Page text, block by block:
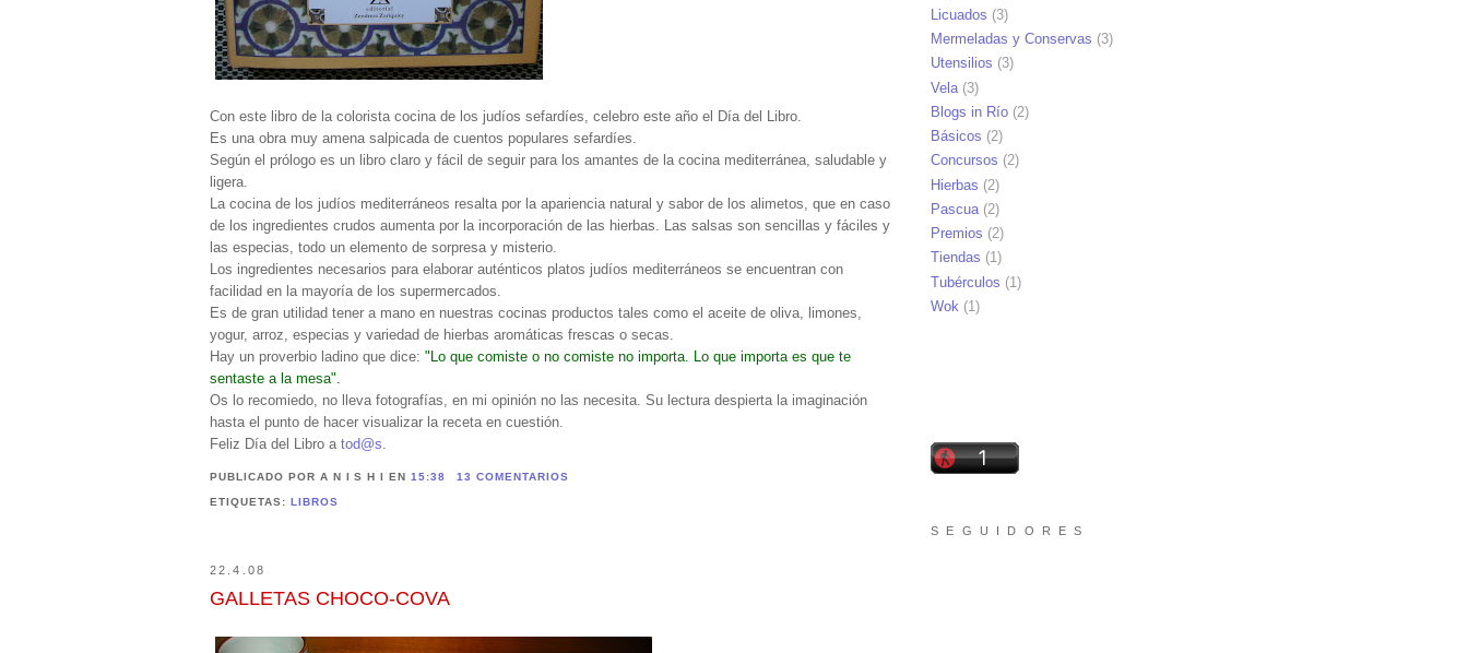
Con este libro de la colorista cocina de los judíos sefardíes, celebro este año el Día del Libro.
Es una obra muy amena salpicada de cuentos populares sefardíes.
Según el prólogo es un libro claro y fácil de seguir para los amantes de la cocina mediterránea, saludable y
ligera.
La cocina de los judíos mediterráneos resalta por la apariencia natural y sabor de los alimetos, que en caso
de los ingredientes crudos aumenta por la incorporación de las hierbas. Las salsas son sencillas y fáciles y
las especias, todo un elemento de sorpresa y misterio.
Los ingredientes necesarios para elaborar auténticos platos judíos mediterráneos se encuentran con
facilidad en la mayoría de los supermercados.
Es de gran utilidad tener a mano en nuestras cocinas productos tales como el aceite de oliva, limones,
yogur, arroz, especias y variedad de hierbas aromáticas frescas o secas.
Hay un proverbio ladino que dice: "Lo que comiste o no comiste no importa. Lo que importa es que te
sentaste a la mesa".
Os lo recomiedo, no lleva fotografías, en mi opinión no las necesita. Su lectura despierta la imaginación
hasta el punto de hacer visualizar la receta en cuestión.
Feliz Día del Libro a tod@s
PUBLICADO POR A N I S H IEN15:38 13 COMENTARIOS
ETIQUETAS: LIBROS
22.4.08
GALLETAS CHOCO-COVA
Licuados (3)
Mermeladas y Conservas (3)
Utensilios (3)
Vela (3)
Blogs in Río (2)
Básicos (2)
Concursos (2)
Hierbas (2)
Pascua (2)
Premios (2)
Tiendas (1)
Tubérculos (1)
Wok (1)
S E G U I D O R E S